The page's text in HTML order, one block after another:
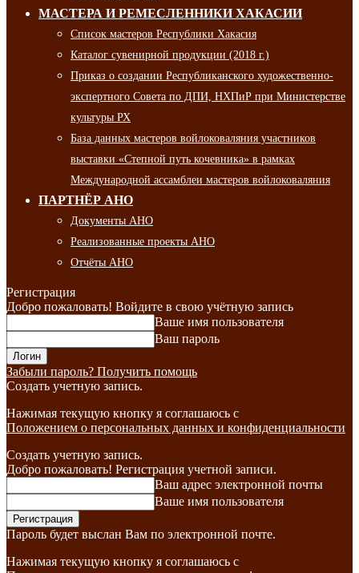
МАСТЕРА И РЕМЕСЛЕННИКИ ХАКАСИИ
Список мастеров Республики Хакасия
Каталог сувенирной продукции (2018 г.)
Приказ о создании Республиканского художественно-
экспертного Совета по ДПИ, НХПиР при Министерстве
культуры РХ
База данных мастеров войлоковаляния участников
выставки «Степной путь кочевника» в рамках
Международной ассамблеи мастеров войлоковаляния
ПАРТНЁР АНО
Документы АНО
Реализованные проекты АНО
Отчёты АНО
Регистрация
Добро пожаловать! Войдите в свою учётную запись
Ваше имя пользователя
Ваш пароль
Забыли пароль? Получить помощь
Создать учетную запись.
Нажимая текущую кнопку я соглашаюсь с
Положением о персональных данных и конфиденциальности
Создать учетную запись.
Добро пожаловать! Регистрация учетной записи.
Ваш адрес электронной почты
Ваше имя пользователя
Пароль будет выслан Вам по электронной почте.
Нажимая текущую кнопку я соглашаюсь с